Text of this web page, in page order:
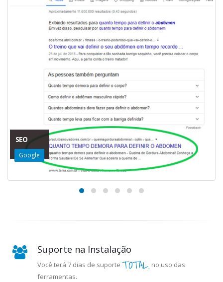
SEO
Google
Suporte na Instalação
Você terá 7 dias de suporte TOTAL. no uso das
ferramentas.